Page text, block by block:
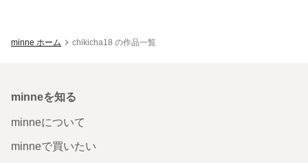
minne ホーム chikicha18 の作品一覧
minneを知る
minneについて
minneで買いたい